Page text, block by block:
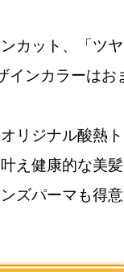
カット、「ツヤ
インカラーはお
リジナル酸熱
え健康的な美
ズパーマも得